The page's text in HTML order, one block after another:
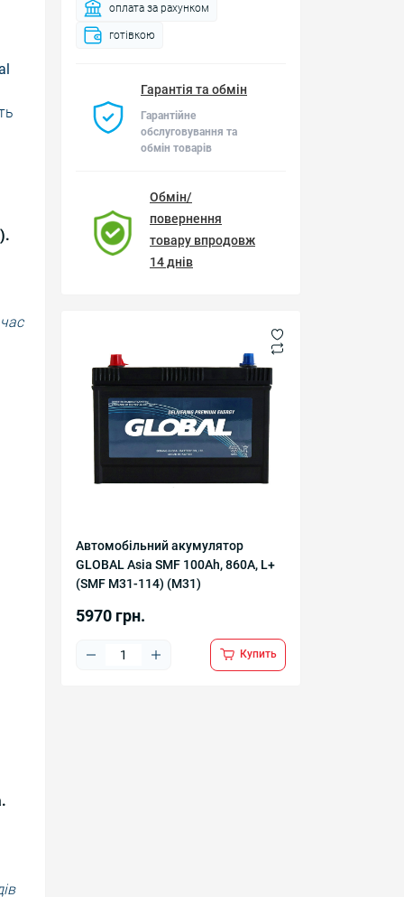
оплата за рахунком
готівкою
Гарантія та обмін
Гарантійне
обслуговування та
обмін товарів
Обмін/
повернення
товару впродовж
14 днів
Автомобільний акумулятор
GLOBAL Asia SMF 100Ah, 860A, L+
(SMF M31-114) (M31)
5970 грн.
Купить